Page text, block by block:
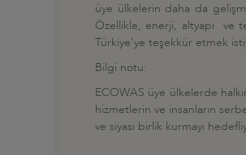
üye ülkelerin daha da
Özellikle, enerji, altyapı ve
Türkiye'ye teşekkür etmek
Bilgi notu:
ECOWAS üye ülkelerde
hizmetlerin ve insanların
ve siyasi birlik kurmayı